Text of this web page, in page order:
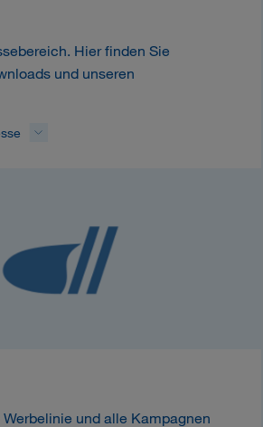
Hier finden Sie
und unseren
und alle Kampagnen